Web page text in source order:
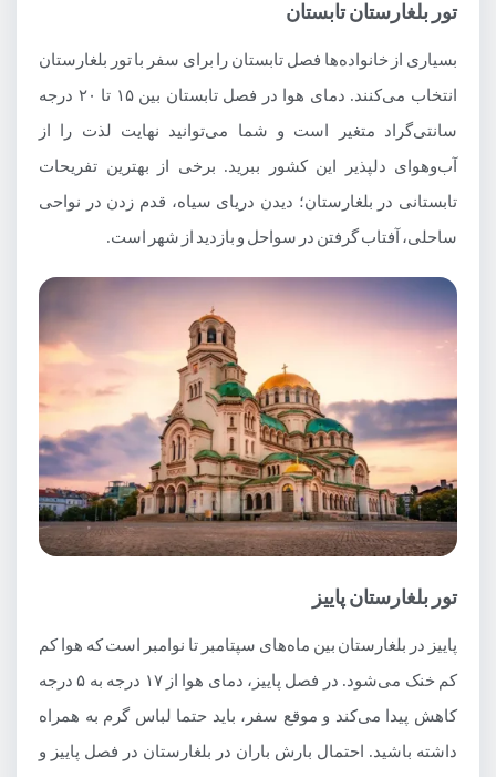
تور بلغارستان تابستان
بسیاری از خانواده‌ها فصل تابستان را برای سفر با تور بلغارستان
انتخاب می‌کنند. دمای هوا در فصل تابستان بین ۱۵ تا ۲۰ درجه
سانتی‌گراد متغیر است و شما می‌توانید نهایت لذت را از
آب‌وهوای دلپذیر این کشور ببرید. برخی از بهترین تفریحات
تابستانی در بلغارستان؛ دیدن دریای سیاه، قدم زدن در نواحی
ساحلی، آفتاب گرفتن در سواحل و بازدید از شهر است.
تور بلغارستان پاییز
پاییز در بلغارستان بین ماه‌های سپتامبر تا نوامبر است که هوا کم
کم خنک می‌شود. در فصل پاییز، دمای هوا از ۱۷ درجه به ۵ درجه
کاهش پیدا می‌کند و موقع سفر، باید حتما لباس گرم به همراه
داشته باشید. احتمال بارش باران در بلغارستان در فصل پاییز و